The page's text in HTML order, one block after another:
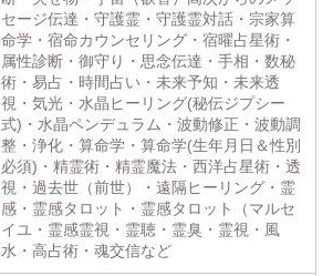
セージ伝達・守護霊・守護霊対話・宗家算
命学・宿命カウンセリング・宿曜占星術・
属性診断・御守り・思念伝達・手相・数秘
術・易占・時間占い・未来予知・未来透
視・気光・水晶ヒーリング(秘伝ジプシー
式)・水晶ペンデュラム・波動修正・波動調
整・浄化・算命学・算命学(生年月日＆性別
必須)・精霊術・精霊魔法・西洋占星術・透
視・過去世（前世）・遠隔ヒーリング・霊
感・霊感タロット・霊感タロット（マルセ
イユ・霊感霊視・霊聴・霊臭・霊視・風
水・高占術・魂交信など